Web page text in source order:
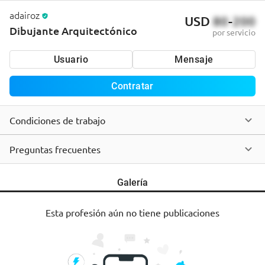
adairoz
Dibujante Arquitectónico
USD 80-200
por servicio
Usuario Mensaje
Contratar
Condiciones de trabajo
Preguntas frecuentes
Galería
Esta profesión aún no tiene publicaciones